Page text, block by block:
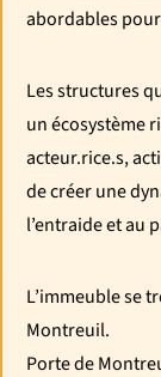
abordables
Les structures
un écosystème
acteur.rice.s,
de créer une
l’entraide et au
L’immeuble se
Montreuil.
Porte de